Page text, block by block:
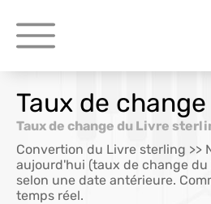
Taux de
Taux de change du Livre
Convertion du Livre sterling >>
aujourd'hui (taux de change
selon une date antérieure.
temps réel.